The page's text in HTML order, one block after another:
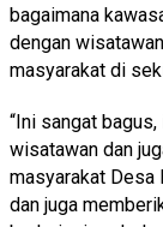
bagaimana
dengan
masyarakat di
“Ini sangat
wisatawan dan
masyarakat Desa
dan juga